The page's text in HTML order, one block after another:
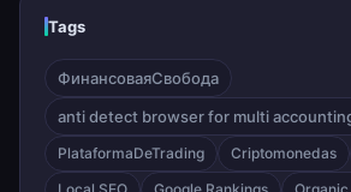
Tags
ФинансоваяСвобода
anti detect browser for multi
PlataformaDeTrading Criptomonedas